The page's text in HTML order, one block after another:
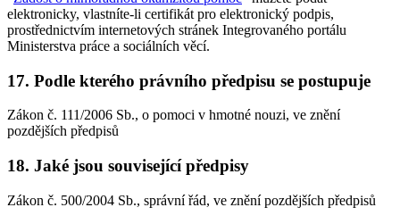
elektronicky, vlastníte-li certifikát pro elektronický podpis,
prostřednictvím internetových stránek Integrovaného portálu
Ministerstva práce a sociálních věcí.
17. Podle kterého právního předpisu se postupuje
Zákon č. 111/2006 Sb., o pomoci v hmotné nouzi, ve znění
pozdějších předpisů
18. Jaké jsou související předpisy
Zákon č. 500/2004 Sb., správní řád, ve znění pozdějších předpisů